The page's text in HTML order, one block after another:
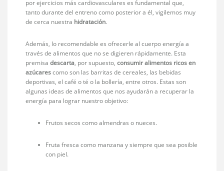
por ejercicios más cardiovasculares es fundamental que,
tanto durante del entreno como posterior a él, vigilemos muy
de cerca nuestra hidratación.
Además, lo recomendable es ofrecerle al cuerpo energía a
través de alimentos que no se digieren rápidamente. Esta
premisadescarta, por supuesto,consumir alimentos ricos en
azúcarescomo son las barritas de cereales, las bebidas
deportivas, el café o té o la bollería, entre otros. Estas son
algunas ideas de alimentos que nos ayudarán a recuperar la
energía para lograr nuestro objetivo:
Frutos secos como almendras o nueces.
Fruta fresca como manzana y siempre que sea posible
con piel.